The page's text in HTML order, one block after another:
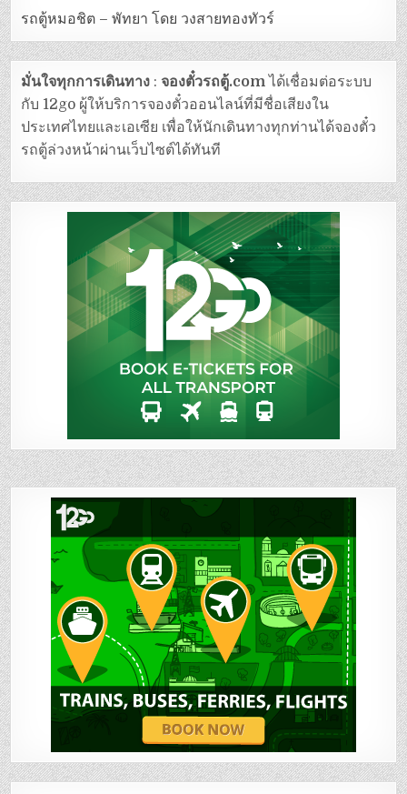
รถตู้หมอชิต – พัทยา โดย วงสายทองทัวร์
มั่นใจทุกการเดินทาง :จองตั๋วรถตู้.comได้เชื่อมต่อระบบ
กับ 12go ผู้ให้บริการจองตั๋วออนไลน์ที่มีชื่อเสียงใน
ประเทศไทยและเอเซีย เพื่อให้นักเดินทางทุกท่านได้จองตั๋ว
รถตู้ล่วงหน้าผ่านเว็บไซต์ได้ทันที